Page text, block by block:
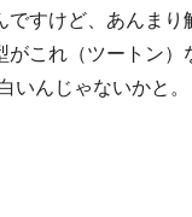
すけど、あんま
これ（ツートン
んじゃないかと。